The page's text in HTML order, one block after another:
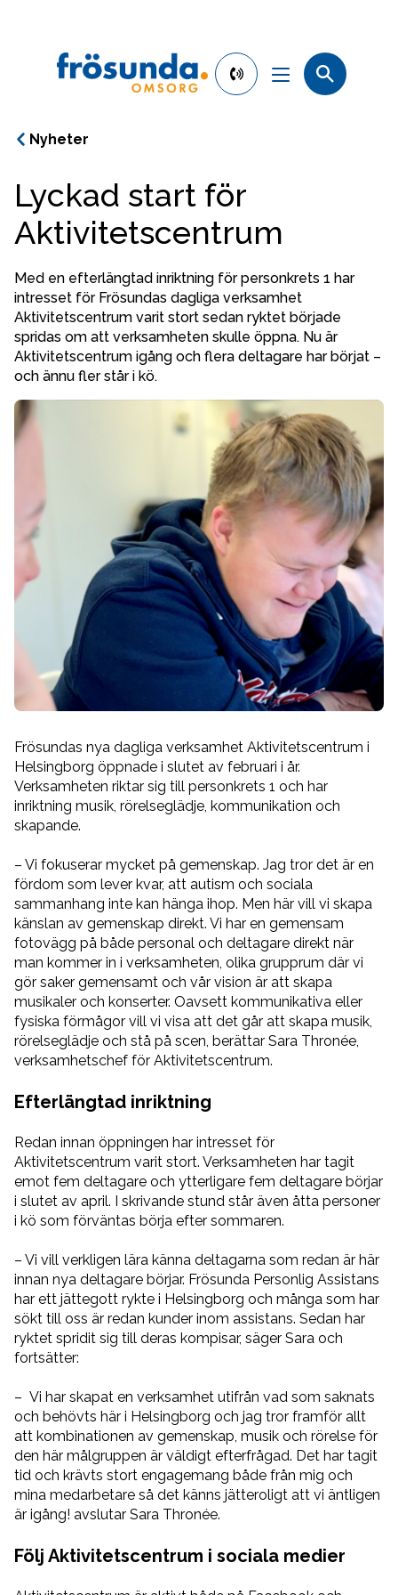
phone
00
Kontakta oss
Hitta verksamhet
Så gör vi skillnad
Nyheter
Om oss
Nyheter
Lyckad start för
Aktivitetscentrum
Med en efterlängtad inriktning för personkrets 1 har
intresset för Frösundas dagliga verksamhet
Aktivitetscentrum varit stort sedan ryktet började
spridas om att verksamheten skulle öppna. Nu är
Aktivitetscentrum igång och flera deltagare har börjat –
och ännu fler står i kö.
Frösundas nya dagliga verksamhet Aktivitetscentrum i
Helsingborg öppnade i slutet av februari i år.
Verksamheten riktar sig till personkrets 1 och har
inriktning musik, rörelseglädje, kommunikation och
skapande.
– Vi fokuserar mycket på gemenskap. Jag tror det är en
fördom som lever kvar, att autism och sociala
sammanhang inte kan hänga ihop. Men här vill vi skapa
känslan av gemenskap direkt. Vi har en gemensam
fotovägg på både personal och deltagare direkt när
man kommer in i verksamheten, olika grupprum där vi
gör saker gemensamt och vår vision är att skapa
musikaler och konserter. Oavsett kommunikativa eller
fysiska förmågor vill vi visa att det går att skapa musik,
rörelseglädje och stå på scen, berättar Sara Thronée,
verksamhetschef för Aktivitetscentrum.
Efterlängtad inriktning
Redan innan öppningen har intresset för
Aktivitetscentrum varit stort. Verksamheten har tagit
emot fem deltagare och ytterligare fem deltagare börjar
i slutet av april. I skrivande stund står även åtta personer
i kö som förväntas börja efter sommaren.
– Vi vill verkligen lära känna deltagarna som redan är här
innan nya deltagare börjar. Frösunda Personlig Assistans
har ett jättegott rykte i Helsingborg och många som har
sökt till oss är redan kunder inom assistans. Sedan har
ryktet spridit sig till deras kompisar, säger Sara och
fortsätter:
– Vi har skapat en verksamhet utifrån vad som saknats
och behövts här i Helsingborg och jag tror framför allt
att kombinationen av gemenskap, musik och rörelse för
den här målgruppen är väldigt efterfrågad. Det har tagit
tid och krävts stort engagemang både från mig och
mina medarbetare så det känns jätteroligt att vi äntligen
är igång! avslutar Sara Thronée.
Följ Aktivitetscentrum i sociala medier